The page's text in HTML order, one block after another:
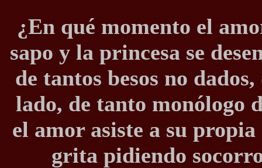
¿En qué momento el
sapo y la princesa se
de tantos besos no
lado, de tanto monólogo
el amor asiste a su
grita pidiendo